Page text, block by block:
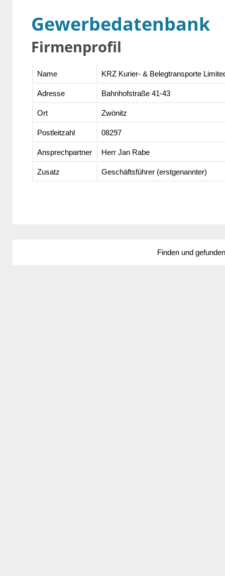
Gewerbedatenbank
Firmenprofil
Name KRZ Kurier- & Belegtransporte
Adresse Bahnhofstraße 41-43
Ort Zwönitz
Postleitzahl 08297
Ansprechpartner Herr Jan Rabe
Zusatz Geschäftsführer (erstgenannter)
Finden und